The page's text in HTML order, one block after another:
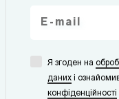
Я згоден на
даних i
конфіденційності